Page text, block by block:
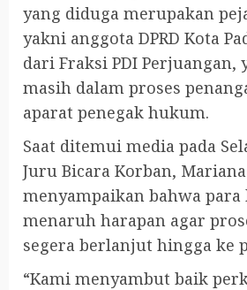
yang diduga merupakan
yakni anggota DPRD Kota
dari Fraksi PDI Perjuangan,
masih dalam proses
aparat penegak hukum.
Saat ditemui media pada
Juru Bicara Korban,
menyampaikan bahwa para
menaruh harapan agar
segera berlanjut hingga ke
“Kami menyambut baik